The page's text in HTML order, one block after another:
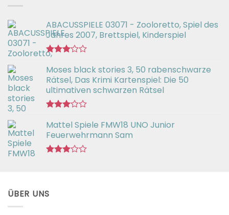
ABACUSSPIELE 03071 - Zooloretto, Spiel des
Jahres 2007, Brettspiel, Kinderspiel
mit
3.02
von 5
Moses black stories 3, 50 rabenschwarze
Rätsel, Das Krimi Kartenspiel: Die 50
ultimativen schwarzen Rätsel
mit
3.00
von 5
Mattel Spiele FMW18 UNO Junior
Feuerwehrmann Sam
ÜBER UNS